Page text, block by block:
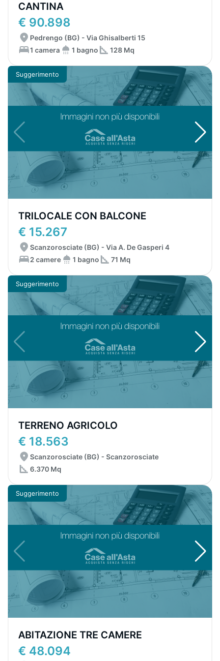
CANTINA
€ 90.898
Pedrengo (BG) - Via Ghisalberti 15
1 camera
1 bagno 128 Mq
Suggerimento
TRILOCALE CON BALCONE
€ 15.267
Scanzorosciate (BG) - Via A. De Gasperi 4
2 camere
1 bagno 71 Mq
Suggerimento
TERRENO AGRICOLO
€ 18.563
Scanzorosciate (BG) - Scanzorosciate
6.370 Mq
Suggerimento
ABITAZIONE TRE CAMERE
€ 48.094